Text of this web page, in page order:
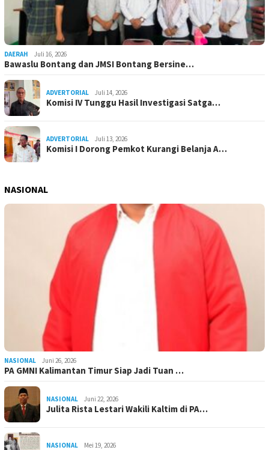
DAERAH Juli 16, 2026
Bawaslu Bontang dan JMSI Bontang Bersine…
ADVERTORIAL Juli 14, 2026
Komisi IV Tunggu Hasil Investigasi Satga…
ADVERTORIAL Juli 13, 2026
Komisi I Dorong Pemkot Kurangi Belanja A…
NASIONAL
NASIONAL Juni 26, 2026
PA GMNI Kalimantan Timur Siap Jadi Tuan …
NASIONAL Juni 22, 2026
Julita Rista Lestari Wakili Kaltim di PA…
NASIONAL Mei 19, 2026